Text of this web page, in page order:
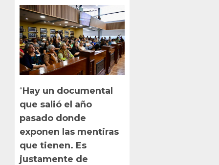
“Hay un documental
que salió el año
pasado donde
exponen las mentiras
que tienen. Es
justamente de